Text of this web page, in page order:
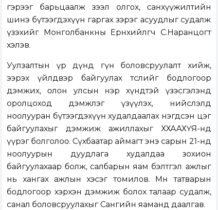
гэрээг барьцаалж зээл олгох, санхүүжилтийн
шинэ бүтээгдэхүүн гаргах зэрэг асуудлыг судалж
үзэхийг Монголбанкны Ерөнхийлөгч С.Наранцогт
хэлэв.
Уулзалтын үр дүнд гүн боловсруулалт хийж,
ээрэх үйлдвэр байгуулах төслийг бодлогоор
дэмжих, олон улсын нэр хүндтэй үзэсгэлэнд
оролцоход дэмжлэг үзүүлэх, нийслэлд
ноолууран бүтээгдэхүүн худалдаалах нэгдсэн цэг
байгуулахыг дэмжиж ажиллахыг ХХААХҮЯ-нд
үүрэг болголоо. Сүхбаатар аймагт энэ сарын 21-нд
ноолуурын дуудлага худалдаа зохион
байгуулахаар болж, салбарын яам бэлтгэл ажлыг
нь хангах ажлын хэсэг томилов. Мөн татварын
бодлогоор хэрхэн дэмжиж болох талаар судалж,
санал боловсруулахыг Сангийн яаманд даалгав.